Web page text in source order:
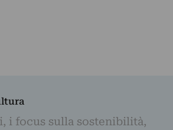
i focus sulla sostenibilità,